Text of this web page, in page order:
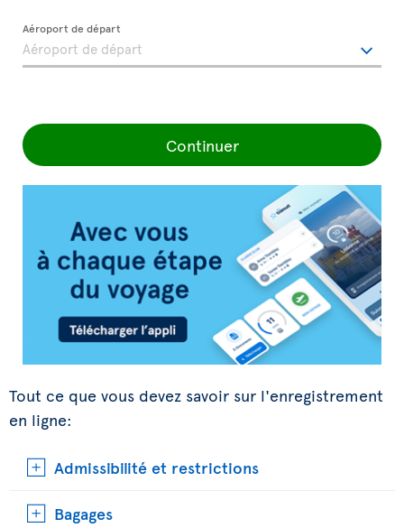
Aéroport de départ
Continuer
Tout ce que vous devez savoir sur l'enregistrement
en ligne:
Admissibilité et restrictions
Bagages